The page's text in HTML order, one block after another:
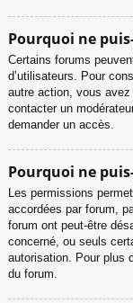
Pourquoi ne
Certains forums
d’utilisateurs. Pour
autre action, vous
contacter un
demander un accès.
Pourquoi ne
Les permissions
accordées par forum,
forum ont peut-être
concerné, ou seuls
autorisation. Pour plus
du forum.